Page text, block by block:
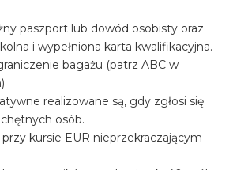
paszport lub dowód osobisty oraz
i wypełniona karta kwalifikacyjna.
bagażu (patrz ABC w
realizowane są, gdy zgłosi się
osób.
kursie EUR nieprzekraczającym